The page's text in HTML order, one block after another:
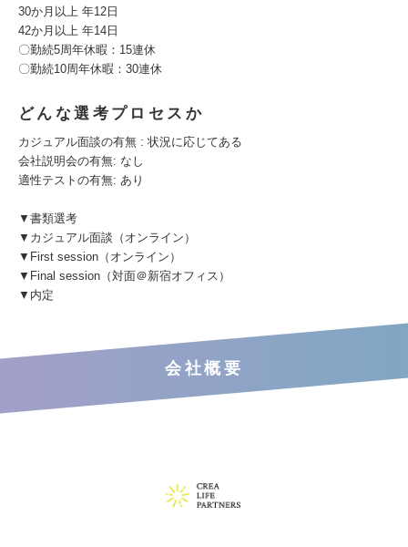
30か月以上 年12⽇
42か月以上 年14⽇
〇勤続5周年休暇：15連休
〇勤続10周年休暇：30連休
どんな選考プロセスか
カジュアル面談の有無 : 状況に応じてある
会社説明会の有無: なし
適性テストの有無: あり
▼書類選考
▼カジュアル面談（オンライン）
▼First session（オンライン）
▼Final session（対面＠新宿オフィス）
▼内定
会社概要